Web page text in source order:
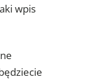
wpis